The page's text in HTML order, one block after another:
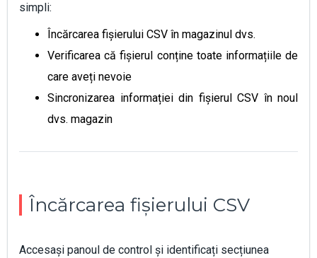
simpli:
Încărcarea fișierului CSV în magazinul dvs.
Verificarea că fișierul conține toate informațiile de
care aveți nevoie
Sincronizarea informației din fișierul CSV în noul
dvs. magazin
Încărcarea fișierului CSV
Accesași panoul de control și identificați secțiunea